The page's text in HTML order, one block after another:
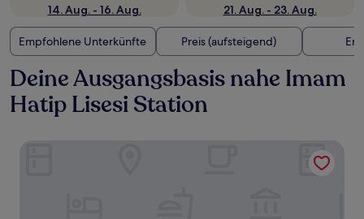
14. Aug. - 16. Aug.
21. Aug. - 23. Aug.
Empfohlene Unterkünfte Preis (aufsteigend)
Deine Ausgangsbasis nahe Imam
Hatip Lisesi Station